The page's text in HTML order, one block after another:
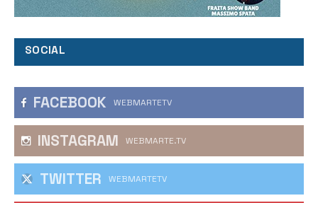
SOCIAL
FACEBOOK WEBMARTETV
INSTAGRAM WEBMARTE.TV
TWITTER WEBMARTETV